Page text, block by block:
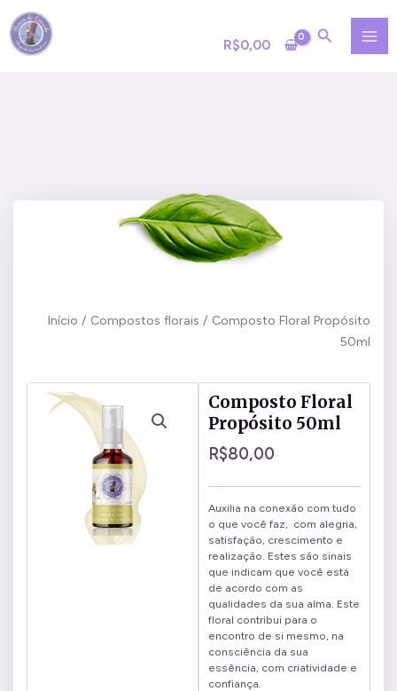
para
R$0,00
Início / Compostos florais / Composto Floral Propósito
50ml
Composto Floral
Propósito 50ml
R$80,00
Auxilia na conexão com tudo
o que você faz, com alegria,
satisfação, crescimento e
realização. Estes são sinais
que indicam que você está
de acordo com as
qualidades da sua alma. Este
floral contribui para o
encontro de si mesmo, na
consciência da sua
essência, com criatividade e
confiança.